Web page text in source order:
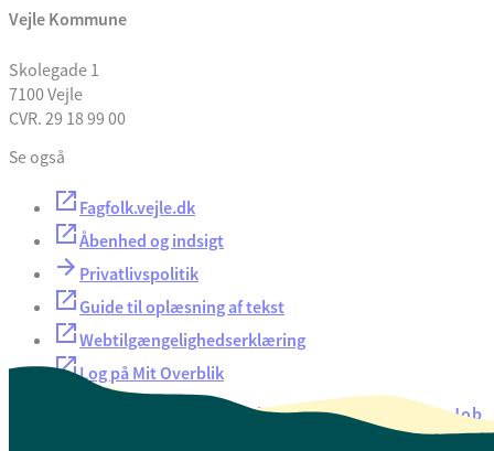
Vejle Kommune
Skolegade 1
7100 Vejle
CVR. 29 18 99 00
Se også
Fagfolk.vejle.dk
Åbenhed og indsigt
Privatlivspolitik
Guide til oplæsning af tekst
Webtilgængelighedserklæring
Log på Mit Overblik
Oversigt over selvbetjeningJob